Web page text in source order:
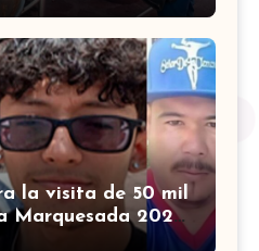
la visita de 50 mil
Marquesada 2026